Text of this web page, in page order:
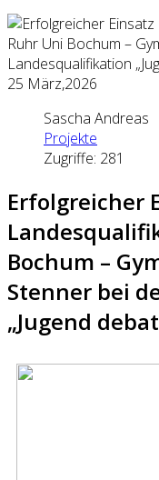
25 März,2026
Sascha Andreas
Projekte
Zugriffe: 281
Erfolgreicher
Bochum –
Stenner bei
„Jugend